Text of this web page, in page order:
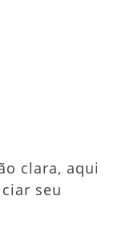
clara, aqui
seu